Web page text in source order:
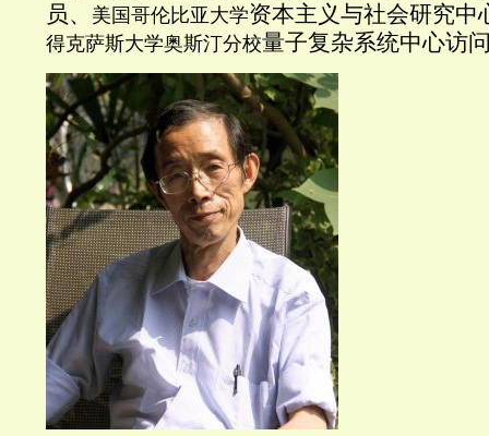
员、 美国哥伦比亚大学资本主义与社会研究中
得克萨斯大学奥斯汀分校量子复杂系统中心访